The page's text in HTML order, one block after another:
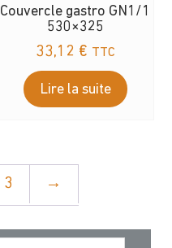
Couvercle gastro GN1/1
530×325
33,12 € TTC
Lire la suite
3 →